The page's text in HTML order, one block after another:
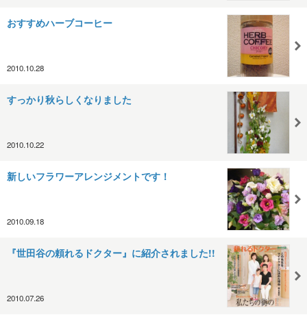
おすすめハーブコーヒー
2010.10.28
すっかり秋らしくなりました
2010.10.22
新しいフラワーアレンジメントです！
2010.09.18
『世田谷の頼れるドクター』に紹介されました!!
2010.07.26